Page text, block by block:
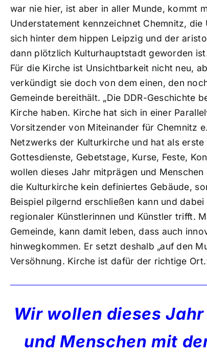
war nie hier, ist aber in aller Munde, kommt
Understatement kennzeichnet Chemnitz,
sich hinter dem hippen Leipzig und der
dann plötzlich Kulturhauptstadt geworden
Für die Kirche ist Unsichtbarkeit nicht neu,
verkündigt sie doch von dem einen, den
Gemeinde bereithält. „Die DDR-Geschichte
Kirche haben. Kirche hat sich in einer
Vorsitzender von Miteinander für Chemnitz
Netzwerks der Kulturkirche und hat als
Gottesdienste, Gebetstage, Kurse, Feste,
wollen dieses Jahr mitprägen und
die Kulturkirche kein definiertes Gebäude,
Beispiel pilgernd erschließen kann und
regionaler Künstlerinnen und Künstler trifft.
Gemeinde, kann damit leben, dass auch
hinwegkommen. Er setzt deshalb „auf den
Versöhnung. Kirche ist dafür der richtige
Wir wollen dieses
und Menschen mit